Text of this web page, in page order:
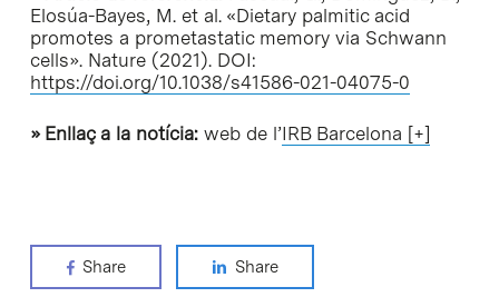
Elosúa-Bayes, M. et al.«Dietary palmitic acid
promotes a prometastatic memory via Schwann
cells». Nature(2021). DOI:
https://doi.org/10.1038/s41586-021-04075-0
» Enllaç a la notícia: web de l’IRB Barcelona [+]
Share Share